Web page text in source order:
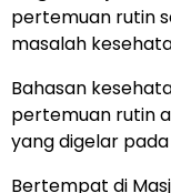
pertemuan rutin
masalah
Bahasan
pertemuan rutin
yang digelar
Bertempat di